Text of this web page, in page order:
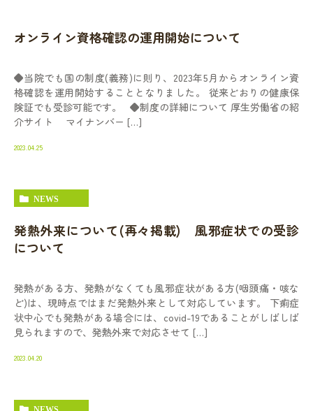
オンライン資格確認の運用開始について
◆当院でも国の制度(義務)に則り、2023年5月からオンライン資
格確認を運用開始することとなりました。 従来どおりの健康保
険証でも受診可能です。 ◆制度の詳細について 厚生労働省の紹
介サイト マイナンバー […]
2023.04.25
NEWS
発熱外来について(再々掲載) 風邪症状での受診
について
発熱がある方、発熱がなくても風邪症状がある方(咽頭痛・咳な
ど)は、現時点ではまだ発熱外来として対応しています。 下痢症
状中心でも発熱がある場合には、covid-19であることがしばしば
見られますので、発熱外来で対応させて […]
2023.04.20
NEWS